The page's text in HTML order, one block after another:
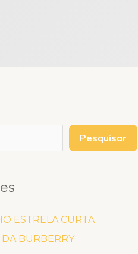
Pesquisar
ESTRELA CURTA
BURBERRY